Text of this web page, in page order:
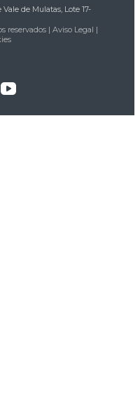
Vale de Mulatas, Lote 17-
reservados | Aviso Legal |